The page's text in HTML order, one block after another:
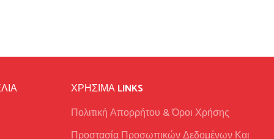
ΧΡΉΣΙΜΑ LINKS
Πολιτική Απορρήτου & Όροι Χρήσης